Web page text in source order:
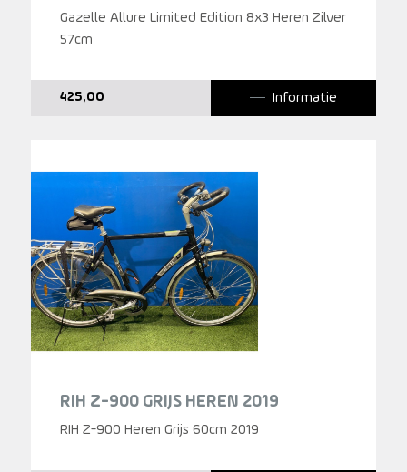
Gazelle Allure Limited Edition 8x3 Heren Zilver
57cm
425,00 Informatie
RIH Z-900 GRIJS HEREN 2019
RIH Z-900 Heren Grijs 60cm 2019